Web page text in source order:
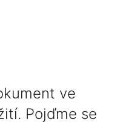
ve
Pojďme se